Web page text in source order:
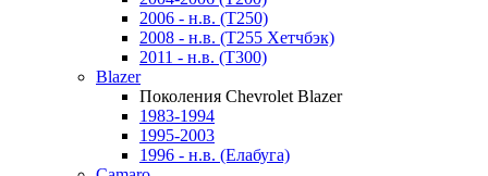
2006 - н.в. (T250)
2008 - н.в. (T255 Хетчбэк)
2011 - н.в. (Т300)
Blazer
Поколения Chevrolet Blazer
1983-1994
1995-2003
1996 - н.в. (Елабуга)